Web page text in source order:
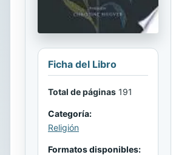
Ficha del Libro
Total de páginas 191
Categoría:
Religión
Formatos disponibles: